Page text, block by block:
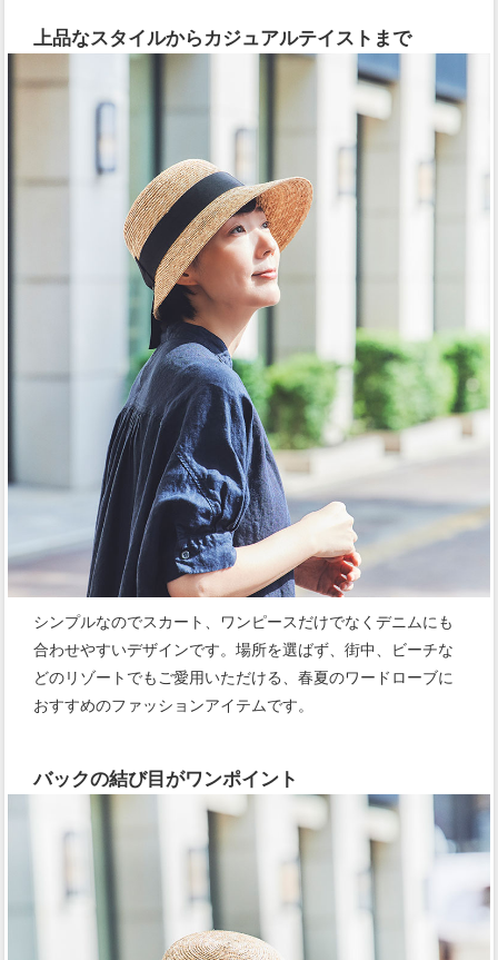
上品なスタイルからカジュアルテイストまで
シンプルなのでスカート、ワンピースだけでなくデニムにも
合わせやすいデザインです。場所を選ばず、街中、ビーチな
どのリゾートでもご愛用いただける、春夏のワードローブに
おすすめのファッションアイテムです。
バックの結び目がワンポイント